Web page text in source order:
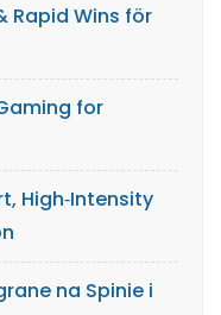
Rapid Wins för
for
High‑Intensity
na Spinie i